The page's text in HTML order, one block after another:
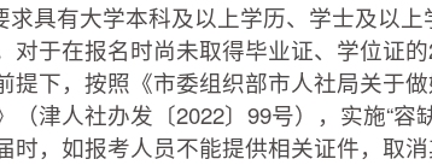
具有大学本科及以上学历、学士及以上
对于在报名时尚未取得毕业证、学位证
提下，按照《市委组织部市人社局关于
（津人社办发〔2022〕99号），实施“
时，如报考人员不能提供相关证件，取消